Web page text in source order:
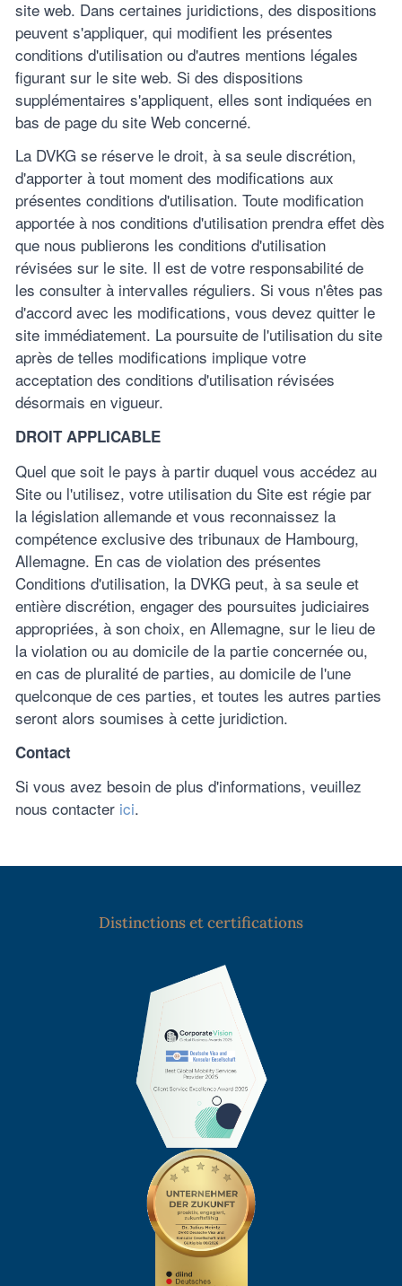
site web. Dans certaines juridictions, des dispositions
peuvent s'appliquer, qui modifient les présentes
conditions d'utilisation ou d'autres mentions légales
figurant sur le site web. Si des dispositions
supplémentaires s'appliquent, elles sont indiquées en
bas de page du site Web concerné.
La DVKG se réserve le droit, à sa seule discrétion,
d'apporter à tout moment des modifications aux
présentes conditions d'utilisation. Toute modification
apportée à nos conditions d'utilisation prendra effet dès
que nous publierons les conditions d'utilisation
révisées sur le site. Il est de votre responsabilité de
les consulter à intervalles réguliers. Si vous n'êtes pas
d'accord avec les modifications, vous devez quitter le
site immédiatement. La poursuite de l'utilisation du site
après de telles modifications implique votre
acceptation des conditions d'utilisation révisées
désormais en vigueur.
DROIT APPLICABLE
Quel que soit le pays à partir duquel vous accédez au
Site ou l'utilisez, votre utilisation du Site est régie par
la législation allemande et vous reconnaissez la
compétence exclusive des tribunaux de Hambourg,
Allemagne. En cas de violation des présentes
Conditions d'utilisation, la DVKG peut, à sa seule et
entière discrétion, engager des poursuites judiciaires
appropriées, à son choix, en Allemagne, sur le lieu de
la violation ou au domicile de la partie concernée ou,
en cas de pluralité de parties, au domicile de l'une
quelconque de ces parties, et toutes les autres parties
seront alors soumises à cette juridiction.
Contact
Si vous avez besoin de plus d'informations, veuillez
nous contacter ici.
Distinctions et certifications